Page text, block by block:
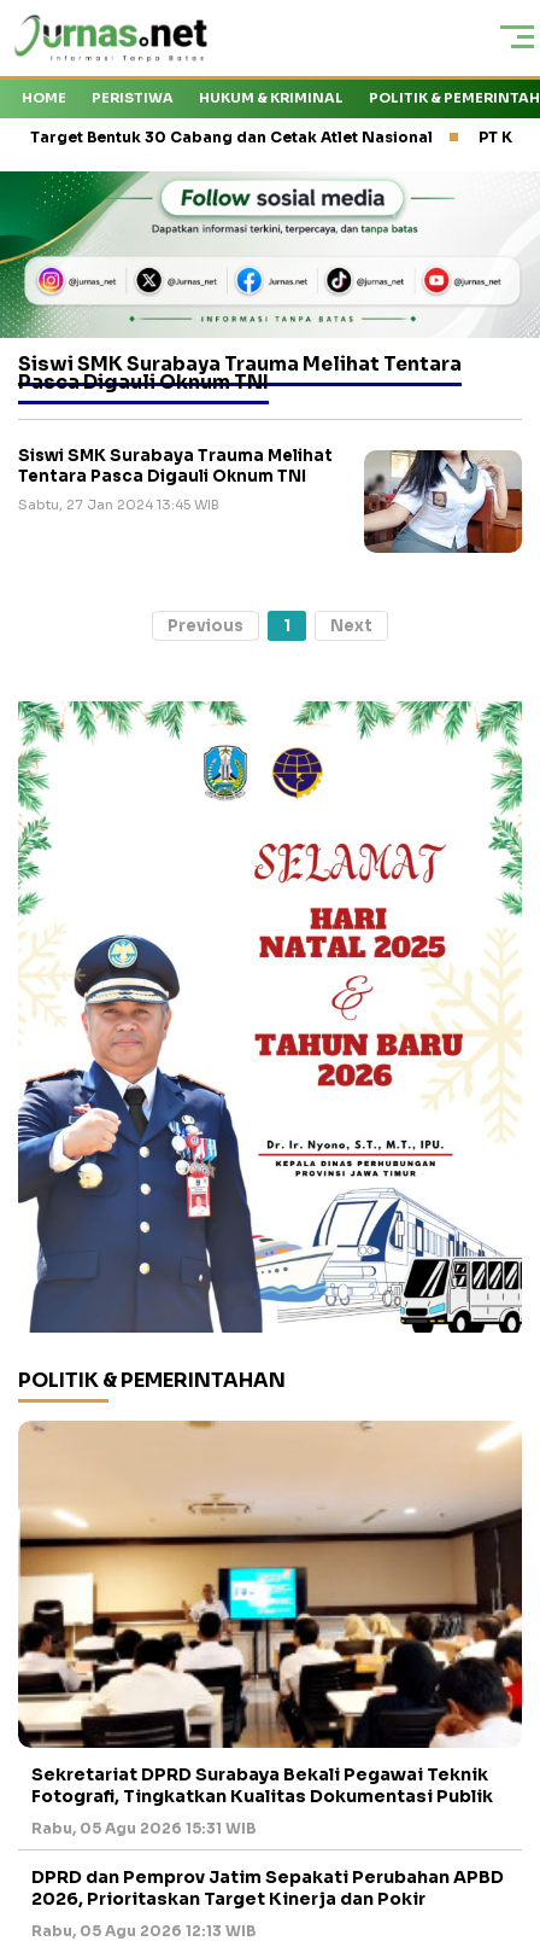
HOME PERISTIWA HUKUM & KRIMINAL POLITIK &
Bentuk 30 Cabang dan Cetak Atlet Nasional PT Kasa
Siswi SMK Surabaya Trauma Melihat Tentara
Pasca Digauli Oknum TNI
Siswi SMK Surabaya Trauma Melihat
Tentara Pasca Digauli Oknum TNI
Sabtu, 27 Jan 2024 13:45 WIB
Previous 1 Next
POLITIK & PEMERINTAHAN
Sekretariat DPRD Surabaya Bekali Pegawai Teknik
Fotografi, Tingkatkan Kualitas Dokumentasi Publik
Rabu, 05 Agu 2026 15:31 WIB
DPRD dan Pemprov Jatim Sepakati Perubahan APBD
2026, Prioritaskan Target Kinerja dan Pokir
Rabu, 05 Agu 2026 12:13 WIB